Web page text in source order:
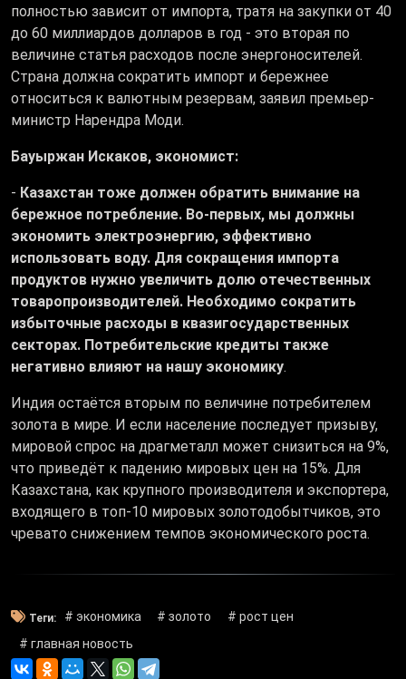
полностью зависит от импорта, тратя на закупки от 40
до 60 миллиардов долларов в год - это вторая по
величине статья расходов после энергоносителей.
Страна должна сократить импорт и бережнее
относиться к валютным резервам, заявил премьер-
министр Нарендра Моди.
Бауыржан Искаков, экономист:
- Казахстан тоже должен обратить внимание на
бережное потребление. Во-первых, мы должны
экономить электроэнергию, эффективно
использовать воду. Для сокращения импорта
продуктов нужно увеличить долю отечественных
товаропроизводителей. Необходимо сократить
избыточные расходы в квазигосударственных
секторах. Потребительские кредиты также
негативно влияют на нашу экономику.
Индия остаётся вторым по величине потребителем
золота в мире. И если население последует призыву,
мировой спрос на драгметалл может снизиться на 9%,
что приведёт к падению мировых цен на 15%. Для
Казахстана, как крупного производителя и экспортера,
входящего в топ-10 мировых золотодобытчиков, это
чревато снижением темпов экономического роста.
Теги: # экономика # золото
# рост цен
# главная новость